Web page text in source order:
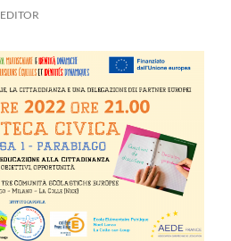
EDITOR